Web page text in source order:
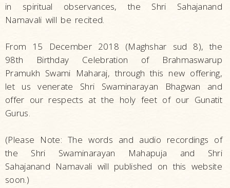
in spiritual observances, the Shri Sahajanand
Namavali will be recited.
From 15 December 2018 (Maghshar sud 8), the
98th Birthday Celebration of Brahmaswarup
Pramukh Swami Maharaj, through this new offering,
let us venerate Shri Swaminarayan Bhagwan and
offer our respects at the holy feet of our Gunatit
Gurus.
(Please Note: The words and audio recordings of
the Shri Swaminarayan Mahapuja and Shri
Sahajanand Namavali will published on this website
soon.)